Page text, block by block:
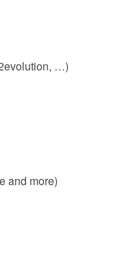
Scripts
b2evolution, …)
and more)
Software